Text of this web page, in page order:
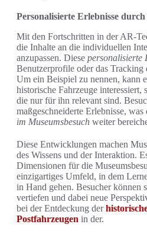
Personalisierte Erlebnisse
Mit den Fortschritten in der AR-
die Inhalte an die individuellen
anzupassen. Diese personalisierte
Benutzerprofile oder das Tracking
Um ein Beispiel zu nennen, kann
historische Fahrzeuge interessiert,
die nur für ihn relevant sind.
maßgeschneiderte Erlebnisse,
im Museumsbesuch weiter
Diese Entwicklungen machen
des Wissens und der Interaktion.
Dimensionen für die
einzigartiges Umfeld, in dem
in Hand gehen. Besucher können
vertiefen und dabei neue
bei der Entdeckung der
Postfahrzeugen in der.